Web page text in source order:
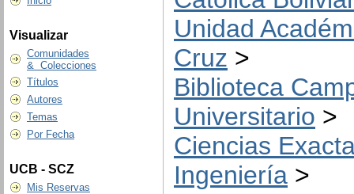
Visualizar
Comunidades
& Colecciones
Títulos
Autores
Temas
Por Fecha
UCB - SCZ
Mis Reservas
Unidad
Cruz >
Biblioteca
Universitario >
Ciencias
Ingeniería >